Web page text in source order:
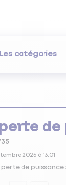
Les catégories
de
2025à 13:01
perte de